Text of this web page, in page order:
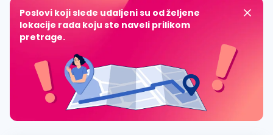
Poslovi koji slede udaljeni su od željene
lokacije rada koju ste naveli prilikom
pretrage.